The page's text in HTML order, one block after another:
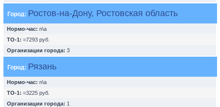
Город: Ростов-на-Дону, Ростовская область
Нормо-час: n\a
ТО-1: ≈7293 руб.
Организации города: 3
Город: Рязань
Нормо-час: n\a
ТО-1: ≈3225 руб.
Организации города: 1